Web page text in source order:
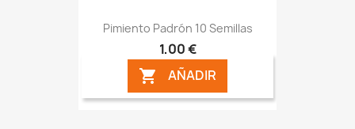
Pimiento Padrón 10 Semillas
1,00 €
 AÑADIR